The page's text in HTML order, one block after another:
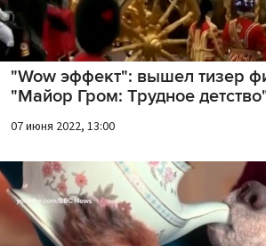
"Wow эффект": вышел тизер
"Майор Гром: Трудное
07 июня 2022, 13:00